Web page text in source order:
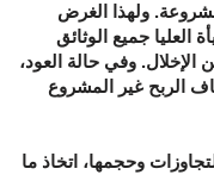
ولهذا الغرض
جميع الوثائق
الإخلال. وفي حالة العود،
الربح غير المشروع
وحجمها، اتخاذ ما